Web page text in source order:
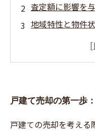
査定額に影響を
地域特性と物件
まとめ
売却を成功に導
戸建て売却の第一歩
戸建ての売却を考え